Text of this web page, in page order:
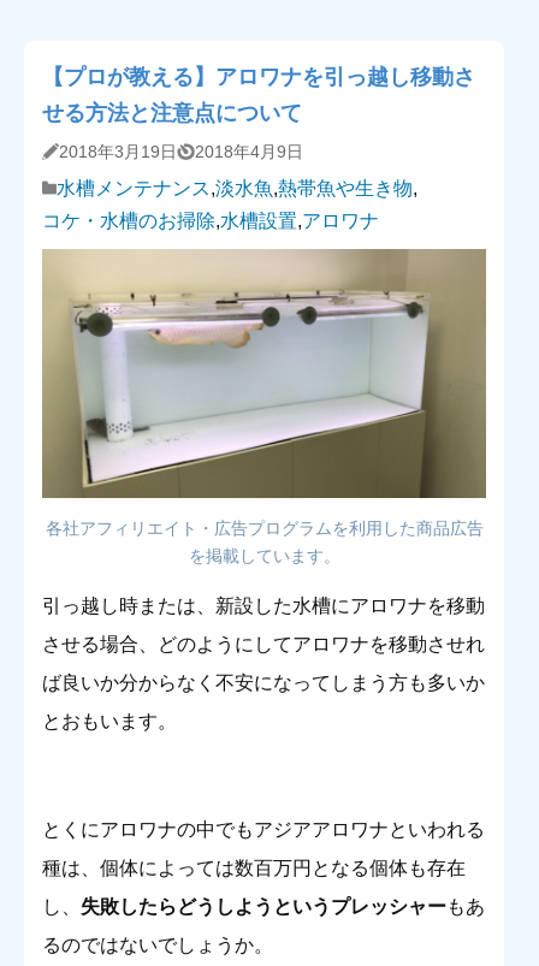
【プロが教える】アロワナを引っ越し移動さ
せる方法と注意点について
2018年3月19日 2018年4月9日
水槽メンテナンス,淡水魚,熱帯魚や生き物,
コケ・水槽のお掃除,水槽設置,アロワナ
各社アフィリエイト・広告プログラムを利用した商品広告
を掲載しています。
引っ越し時または、新設した水槽にアロワナを移動
させる場合、どのようにしてアロワナを移動させれ
ば良いか分からなく不安になってしまう方も多いか
とおもいます。
とくにアロワナの中でもアジアアロワナといわれる
種は、個体によっては数百万円となる個体も存在
し、 失敗したらどうしようというプレッシャーもあ
るのではないでしょうか。